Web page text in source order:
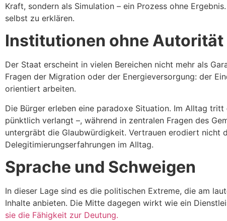
Kraft, sondern als Simulation – ein Prozess ohne
selbst zu erklären.
Institutionen ohne Autorität
Der Staat erscheint in vielen Bereichen nicht mehr als
Fragen der Migration oder der Energieversorgung: der
orientiert arbeiten.
Die Bürger erleben eine paradoxe Situation. Im Alltag
pünktlich verlangt –, während in zentralen Fragen des
untergräbt die Glaubwürdigkeit. Vertrauen erodiert nicht
Delegitimierungserfahrungen im Alltag.
Sprache und Schweigen
In dieser Lage sind es die politischen Extreme, die am
Inhalte anbieten. Die Mitte dagegen wirkt wie ein
sie die Fähigkeit zur Deutung.